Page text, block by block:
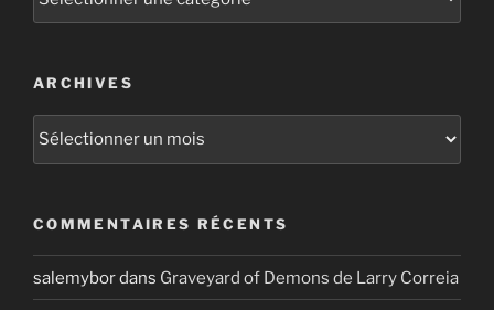
ARCHIVES
Archives
COMMENTAIRES RÉCENTS
salemybordans Graveyard of Demons de Larry Correia